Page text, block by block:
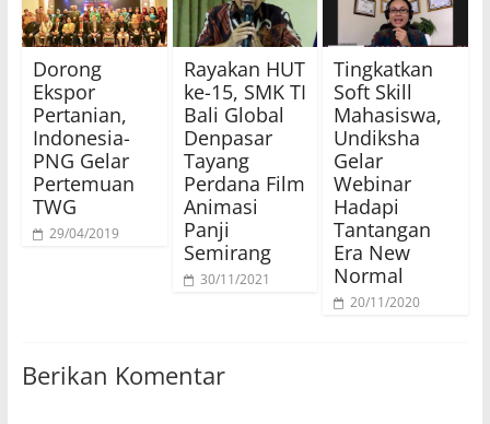
Dorong
Ekspor
Pertanian,
Indonesia-
PNG Gelar
Pertemuan
TWG
29/04/2019
Rayakan HUT
ke-15, SMK TI
Bali Global
Denpasar
Tayang
Perdana Film
Animasi
Panji
Semirang
30/11/2021
Tingkatkan
Soft Skill
Mahasiswa,
Undiksha
Gelar
Webinar
Hadapi
Tantangan
Era New
Normal
20/11/2020
Berikan Komentar